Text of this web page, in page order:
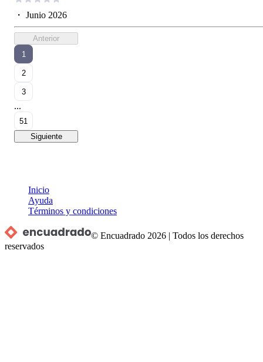
・ Junio 2026
Anterior
1
2
3
...
51
Siguiente
Inicio
Ayuda
Términos y condiciones
© Encuadrado 2026 |Todos los derechos
reservados